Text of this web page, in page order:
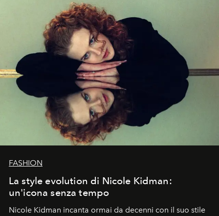
FASHION
La style evolution di Nicole Kidman:
un'icona senza tempo
Nicole Kidman incanta ormai da decenni con il suo stile